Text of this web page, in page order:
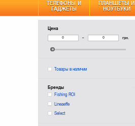
ТЕЛЕФОНЫ И
ГАДЖЕТЫ
ПЛАНШЕТЫ И
НОУТБУКИ
Цена
– грн.
Товары в наличии
Бренды
Fishing ROI
Lineaeffe
Select